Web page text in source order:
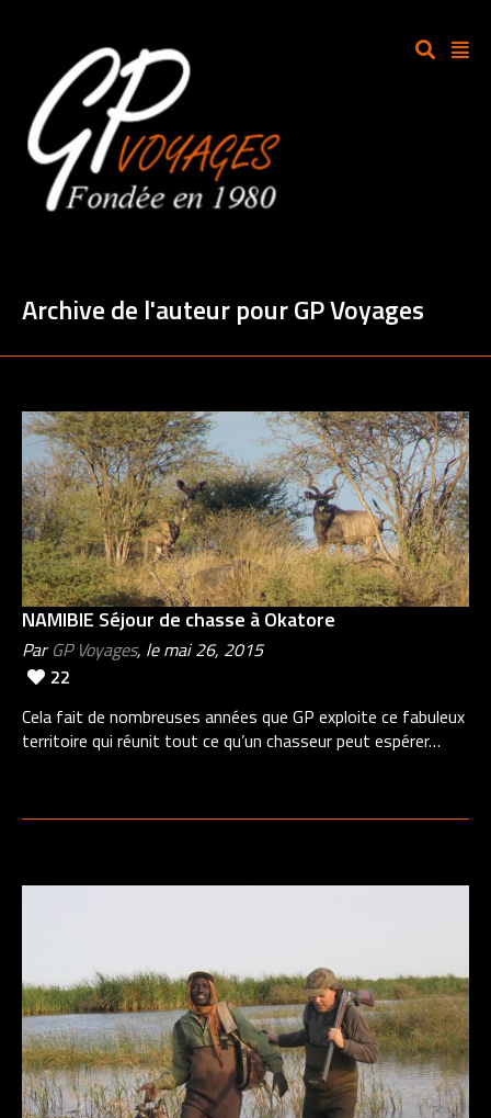
Archive de l'auteur pour GP Voyages
NAMIBIE Séjour de chasse à Okatore
ParGP Voyages, le mai 26, 2015
22
Cela fait de nombreuses années que GP exploite ce fabuleux
territoire qui réunit tout ce qu’un chasseur peut espérer…